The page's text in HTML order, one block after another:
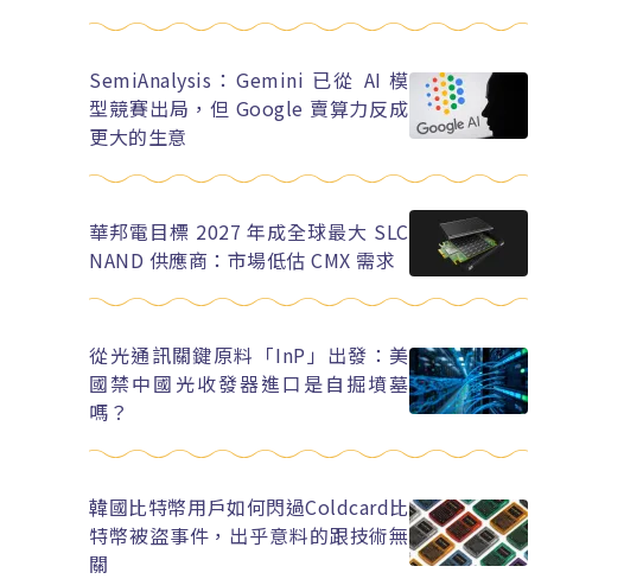
SemiAnalysis：Gemini 已從 AI 模
型競賽出局，但 Google 賣算力反成
更大的生意
華邦電目標 2027 年成全球最大 SLC
NAND 供應商：市場低估 CMX 需求
從光通訊關鍵原料「InP」出發：美
國禁中國光收發器進口是自掘墳墓
嗎？
韓國比特幣用戶如何閃過Coldcard比
特幣被盜事件，出乎意料的跟技術無
關